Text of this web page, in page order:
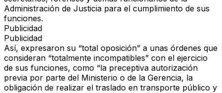
Administración de Justicia para el cumplimiento de sus
funciones.
Publicidad
Publicidad
Así, expresaron su “total oposición” a unas órdenes que
consideran “totalmente incompatibles” con el ejercicio
de sus funciones, como “la preceptiva autorización
previa por parte del Ministerio o de la Gerencia, la
obligación de realizar el traslado en transporte público y